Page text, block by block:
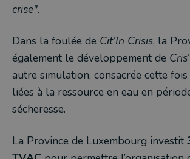
crise".
Dans la foulée de Cit’In Crisis, la
également le développement de
autre simulation, consacrée cette
liées à la ressource en eau en
sécheresse.
La Province de Luxembourg investit